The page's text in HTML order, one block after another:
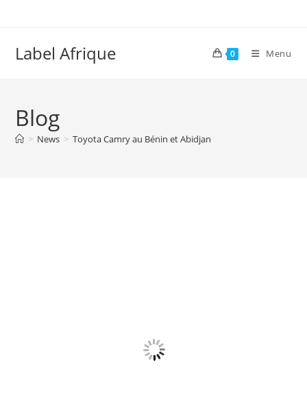
Label Afrique 0 Menu
Blog
> News > Toyota Camry au Bénin et Abidjan